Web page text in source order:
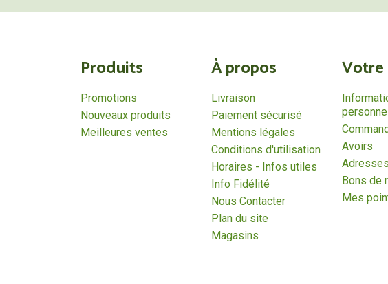
Produits
Promotions
Nouveaux produits
Meilleures ventes
À propos
Livraison
Paiement sécurisé
Mentions légales
Conditions d'utilisation
Horaires - Infos utiles
Info Fidélité
Nous Contacter
Plan du site
Magasins
Avoirs
Adresses
Bons de
Mes